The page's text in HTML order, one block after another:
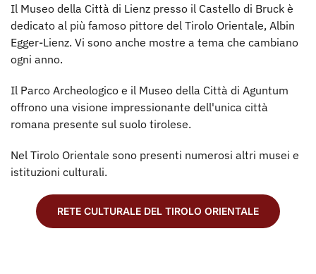
Il Museo della Città di Lienz presso il Castello di Bruck è
dedicato al più famoso pittore del Tirolo Orientale, Albin
Egger-Lienz. Vi sono anche mostre a tema che cambiano
ogni anno.
Il Parco Archeologico e il Museo della Città di Aguntum
offrono una visione impressionante dell'unica città
romana presente sul suolo tirolese.
Nel Tirolo Orientale sono presenti numerosi altri musei e
istituzioni culturali.
RETE CULTURALE DEL TIROLO ORIENTALE